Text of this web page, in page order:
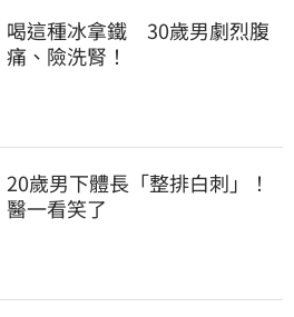
喝這種冰拿鐵　30歲男劇烈腹
痛、險洗腎！
20歲男下體長「整排白刺」！
醫一看笑了